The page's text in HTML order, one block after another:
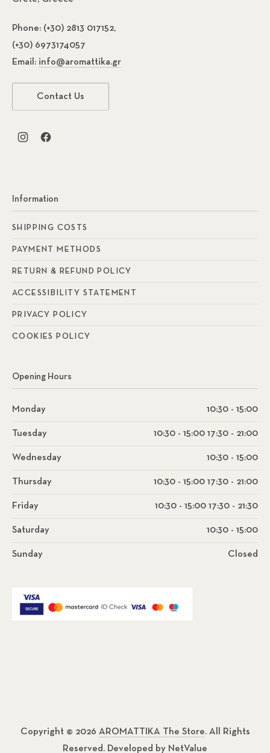
Phone: (+30) 2813 017152,
(+30) 6973174057
Email: info@aromattika.gr
Contact Us
New Window
New Window
Information
SHIPPING COSTS
PAYMENT METHODS
RETURN & REFUND POLICY
ACCESSIBILITY STATEMENT
PRIVACY POLICY
COOKIES POLICY
Opening Hours
Monday 10:30 - 15:00
Tuesday 10:30 - 15:00 17:30 - 21:00
Wednesday 10:30 - 15:00
Thursday 10:30 - 15:00 17:30 - 21:00
Friday 10:30 - 15:00 17:30 - 21:30
Saturday 10:30 - 15:00
Sunday Closed
Copyright © 2026 AROMATTIKA The Store. All Rights
Reserved. Developed by NetValue